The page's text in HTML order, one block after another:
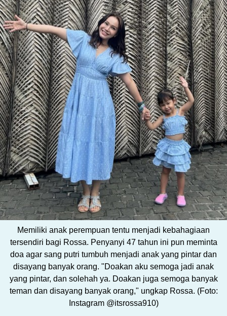
Memiliki anak perempuan tentu menjadi kebahagiaan
tersendiri bagi Rossa. Penyanyi 47 tahun ini pun meminta
doa agar sang putri tumbuh menjadi anak yang pintar dan
disayang banyak orang. "Doakan aku semoga jadi anak
yang pintar, dan solehah ya. Doakan juga semoga banyak
teman dan disayang banyak orang," ungkap Rossa. (Foto:
Instagram @itsrossa910)